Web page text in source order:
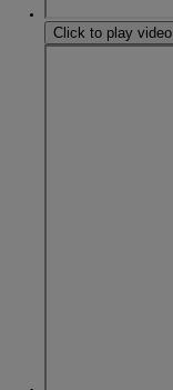
Click to play video